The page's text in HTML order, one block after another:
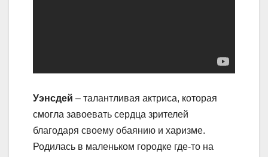
Уэнсдей – талантливая актриса, которая
смогла завоевать сердца зрителей
благодаря своему обаянию и харизме.
Родилась в маленьком городке где-то на